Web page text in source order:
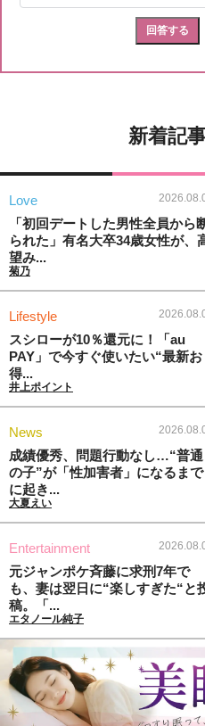
新着記
Love
「初回デートした男性全員から
られた」有名大卒34歳女性が、
望み...
菊乃
Lifestyle
スシローが10％還元に！「au
PAY」で今すぐ使いたい“最新お
得...
井上ポイント
News
成績優秀、問題行動なし…“普通
の子”が「性加害者」になるまで
に起き...
大夏えい
Entertainment
元ジャンポケ斉藤に求刑7年で
も、妻は翌日に“楽しすぎた“と
稿。「...
エタノール純子